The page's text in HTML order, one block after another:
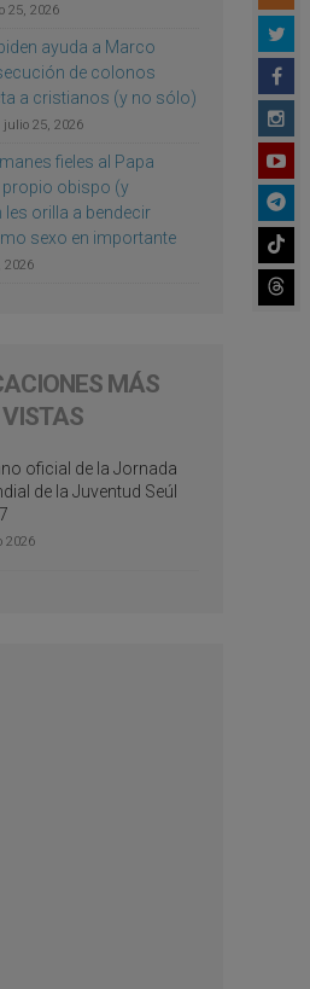
25, 2026
ayuda a Marco
de colonos
a cristianos (y no sólo)
julio 25, 2026
fieles al Papa
obispo (y
les orilla a bendecir
sexo en importante
2026
MÁS
VISTAS
oficial de la Jornada
de la Juventud Seúl
2026